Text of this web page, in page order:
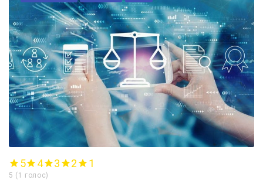
5 4 3 2 1
5 ( 1 голос)